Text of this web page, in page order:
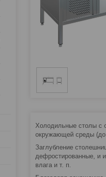
Холодильные столы с
окружающей среды (до
Заглубление
дефростированные, и
влага и т. п.